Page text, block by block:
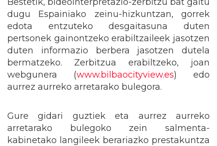
dugu Espainiako zeinu-hizkuntzan, gorrek
edota entzuteko desgaitasuna duten
pertsonek gainontzeko erabiltzaileek jasotzen
duten informazio berbera jasotzen dutela
bermatzeko. Zerbitzua erabiltzeko, joan
webgunera (www.bilbaocityview.es) edo
aurrez aurreko arretarako bulegora.
Gure gidari guztiek eta aurrez aurreko
arretarako bulegoko zein salmenta-
kabinetako langileek berariazko prestakuntza